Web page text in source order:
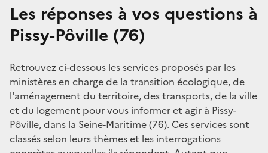
Les réponses à vos questions à
Pissy-Pôville (76)
Retrouvez ci-dessous les services proposés par les
ministères en charge de la transition écologique, de
l'aménagement du territoire, des transports, de la ville
et du logement pour vous informer et agir à Pissy-
Pôville, dans la Seine-Maritime (76). Ces services sont
classés selon leurs thèmes et les interrogations